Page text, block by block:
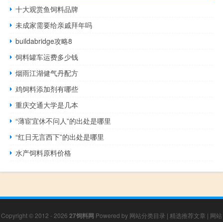
十大观赏鱼饲料品牌
未成家需要给亲戚拜年吗
buildabridge攻略8
饲料罐车运费多少钱
烟雨江湖健气丹配方
鸡饲料添加剂有哪些
重庆交通大学是几本
“薄宦宜休不问人”的出处是哪里
“红日无言西下”的出处是哪里
水产饲料原料价格
Copyright © 2012 - 2026 27饲料网 Powered by 网站分类目录 | 精选推荐文章 | 网站